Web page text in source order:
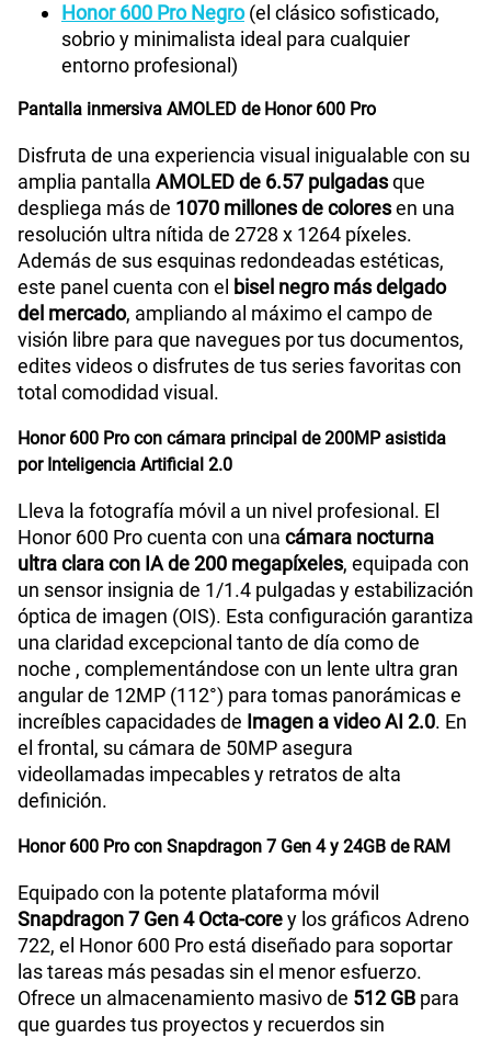
Honor 600 Pro Negro(el clásico sofisticado,
sobrio y minimalista ideal para cualquier
entorno profesional)
Pantalla inmersiva AMOLED de Honor 600 Pro
Disfruta de una experiencia visual inigualable con su
amplia pantalla AMOLED de 6.57 pulgadasque
despliega más de 1070 millones de coloresen una
resolución ultra nítida de 2728 x 1264 píxeles.
Además de sus esquinas redondeadas estéticas,
este panel cuenta con el bisel negro más delgado
del mercado, ampliando al máximo el campo de
visión libre para que navegues por tus documentos,
edites videos o disfrutes de tus series favoritas con
total comodidad visual.
Honor 600 Pro con cámara principal de 200MP asistida
por Inteligencia Artificial 2.0
Lleva la fotografía móvil a un nivel profesional. El
Honor 600 Pro cuenta con una cámara nocturna
ultra clara con IA de 200 megapíxeles, equipada con
un sensor insignia de 1/1.4 pulgadas y estabilización
óptica de imagen (OIS). Esta configuración garantiza
una claridad excepcional tanto de día como de
noche , complementándose con un lente ultra gran
angular de 12MP (112°) para tomas panorámicas e
increíbles capacidades de Imagen a video AI 2.0. En
el frontal, su cámara de 50MP asegura
videollamadas impecables y retratos de alta
definición.
Honor 600 Pro con Snapdragon 7 Gen 4 y 24GB de RAM
Equipado con la potente plataforma móvil
Snapdragon 7 Gen 4 Octa-corey los gráficos Adreno
722, el Honor 600 Pro está diseñado para soportar
las tareas más pesadas sin el menor esfuerzo.
Ofrece un almacenamiento masivo de 512 GB para
que guardes tus proyectos y recuerdos sin